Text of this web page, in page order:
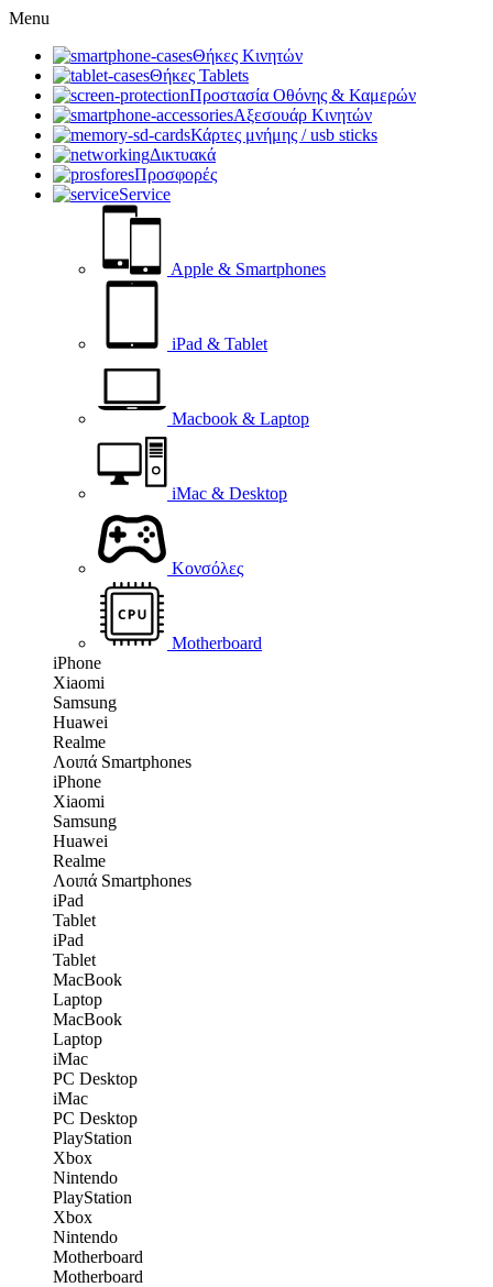
Menu
Θήκες Κινητών
Θήκες Tablets
Προστασία Οθόνης & Καμερών
Αξεσουάρ Κινητών
Κάρτες μνήμης / usb sticks
Δικτυακά
Προσφορές
Service
Apple & Smartphones
iPad & Tablet
Macbook & Laptop
iMac & Desktop
Κονσόλες
Motherboard
iPhone
Xiaomi
Samsung
Huawei
Realme
Λοιπά Smartphones
iPhone
Xiaomi
Samsung
Huawei
Realme
Λοιπά Smartphones
iPad
Tablet
iPad
Tablet
MacBook
Laptop
MacBook
Laptop
iMac
PC Desktop
iMac
PC Desktop
PlayStation
Xbox
Nintendo
PlayStation
Xbox
Nintendo
Motherboard
Motherboard